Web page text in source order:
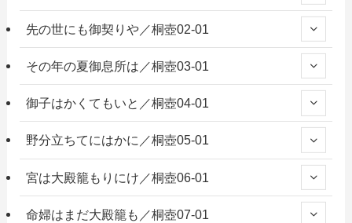
先の世にも御契りや／桐壺02-01
その年の夏御息所は／桐壺03-01
御子はかくてもいと／桐壺04-01
野分立ちてにはかに／桐壺05-01
宮は大殿籠もりにけ／桐壺06-01
命婦はまだ大殿籠も／桐壺07-01